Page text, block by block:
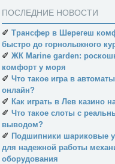
ПОСЛЕДНИЕ НОВОСТИ
✐ Трансфер в Шерегеш
быстро до горнолыжного
✐ ЖК Marine garden:
комфорт у моря
✐ Что такое игра в автоматы
онлайн?
✐ Как играть в Лев казино
✐ Что такое слоты с
выводом?
✐ Подшипники шариковые
для надежной работы
оборудования